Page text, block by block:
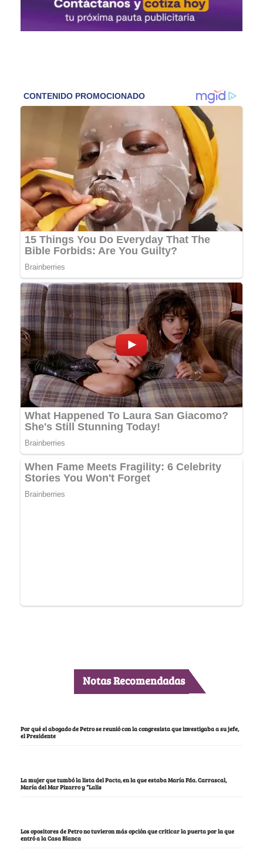
Notas Recomendadas
Por qué el abogado de Petro se reunió con la congresista que investigaba a su jefe,
el Presidente
La mujer que tumbó la lista del Pacto, en la que estaba María Fda. Carrascal,
María del Mar Pizarro y “Lalis
Los opositores de Petro no tuvieron más opción que criticar la puerta por la que
entró a la Casa Blanca